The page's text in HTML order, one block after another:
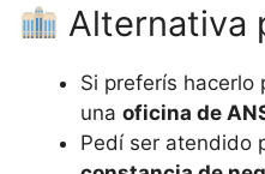
Alternativa
Si preferís hacerlo
una oficina de
Pedí ser atendido